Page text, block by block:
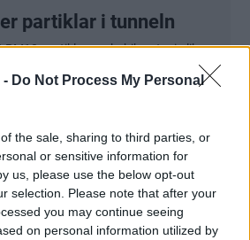
- Do Not Process My Personal
the sale, sharing to third parties, or
or sensitive information for
us, please use the below opt-out
selection. Please note that after your
you may continue seeing
on personal information utilized by